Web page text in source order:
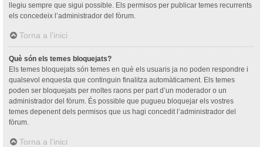
llegiu sempre que sigui possible. Els permisos per publicar temes recurrents
els concedeix l’administrador del fòrum.
Torna a l’inici
Què són els temes bloquejats?
Els temes bloquejats són temes en què els usuaris ja no poden respondre i
qualsevol enquesta que continguin finalitza automàticament. Els temes
poden ser bloquejats per moltes raons per part d’un moderador o un
administrador del fòrum. És possible que pugueu bloquejar els vostres
temes depenent dels permisos que us hagi concedit l’administrador del
fòrum.
Torna a l’inici